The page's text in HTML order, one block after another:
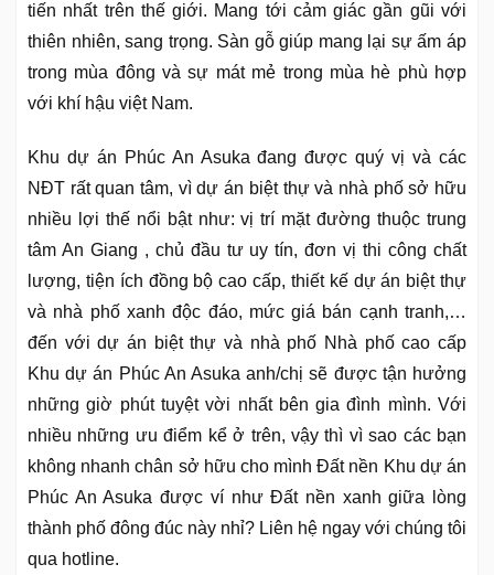
tiến nhất trên thế giới. Mang tới cảm giác gần gũi với
thiên nhiên, sang trọng. Sàn gỗ giúp mang lại sự ấm áp
trong mùa đông và sự mát mẻ trong mùa hè phù hợp
với khí hậu việt Nam.
Khu dự án Phúc An Asuka đang được quý vị và các
NĐT rất quan tâm, vì dự án biệt thự và nhà phố sở hữu
nhiều lợi thế nổi bật như: vị trí mặt đường thuộc trung
tâm An Giang , chủ đầu tư uy tín, đơn vị thi công chất
lượng, tiện ích đồng bộ cao cấp, thiết kế dự án biệt thự
và nhà phố xanh độc đáo, mức giá bán cạnh tranh,…
đến với dự án biệt thự và nhà phố Nhà phố cao cấp
Khu dự án Phúc An Asuka anh/chị sẽ được tận hưởng
những giờ phút tuyệt vời nhất bên gia đình mình. Với
nhiều những ưu điểm kể ở trên, vậy thì vì sao các bạn
không nhanh chân sở hữu cho mình Đất nền Khu dự án
Phúc An Asuka được ví như Đất nền xanh giữa lòng
thành phố đông đúc này nhỉ? Liên hệ ngay với chúng tôi
qua hotline.